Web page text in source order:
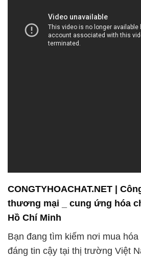
CONGTYHOACHAT.NET |
thương mại _ cung ứng hóa
Hồ Chí Minh
Bạn đang tìm kiếm nơi mua
đáng tin cậy tại thị trường Việt